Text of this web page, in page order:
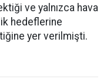
ve yalnızca hava
hedeflerine
yer verilmişti.